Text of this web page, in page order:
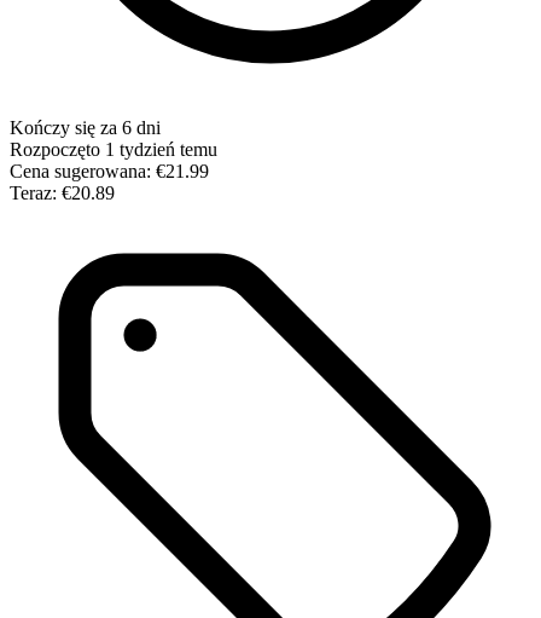
Kończy się za 6 dni
Rozpoczęto 1 tydzień temu
Cena sugerowana: €21.99
Teraz: €20.89